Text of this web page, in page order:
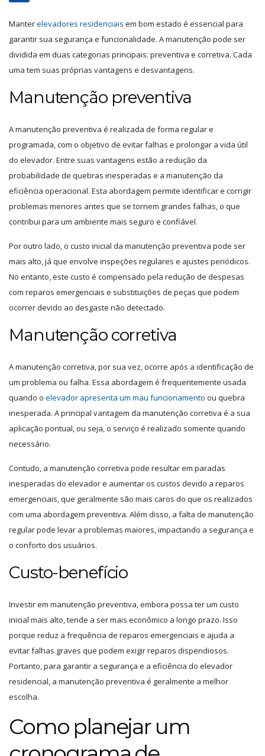
Manterelevadores residenciais em bom estado é essencial para
garantir sua segurança e funcionalidade. A manutenção pode ser
dividida em duas categorias principais: preventiva e corretiva. Cada
uma tem suas próprias vantagens e desvantagens.
Manutenção preventiva
A manutenção preventiva é realizada de forma regular e
programada, com o objetivo de evitar falhas e prolongar a vida útil
do elevador. Entre suas vantagens estão a redução da
probabilidade de quebras inesperadas e a manutenção da
eficiência operacional. Esta abordagem permite identificar e corrigir
problemas menores antes que se tornem grandes falhas, o que
contribui para um ambiente mais seguro e confiável.
Por outro lado, o custo inicial da manutenção preventiva pode ser
mais alto, já que envolve inspeções regulares e ajustes periódicos.
No entanto, este custo é compensado pela redução de despesas
com reparos emergenciais e substituições de peças que podem
ocorrer devido ao desgaste não detectado.
Manutenção corretiva
A manutenção corretiva, por sua vez, ocorre após a identificação de
um problema ou falha. Essa abordagem é frequentemente usada
quando o elevador apresenta um mau funcionamento ou quebra
inesperada. A principal vantagem da manutenção corretiva é a sua
aplicação pontual, ou seja, o serviço é realizado somente quando
necessário.
Contudo, a manutenção corretiva pode resultar em paradas
inesperadas do elevador e aumentar os custos devido a reparos
emergenciais, que geralmente são mais caros do que os realizados
com uma abordagem preventiva. Além disso, a falta de manutenção
regular pode levar a problemas maiores, impactando a segurança e
o conforto dos usuários.
Custo-benefício
Investir em manutenção preventiva, embora possa ter um custo
inicial mais alto, tende a ser mais econômico a longo prazo. Isso
porque reduz a frequência de reparos emergenciais e ajuda a
evitar falhas graves que podem exigir reparos dispendiosos.
Portanto, para garantir a segurança e a eficiência do elevador
residencial, a manutenção preventiva é geralmente a melhor
escolha.
Como planejar um